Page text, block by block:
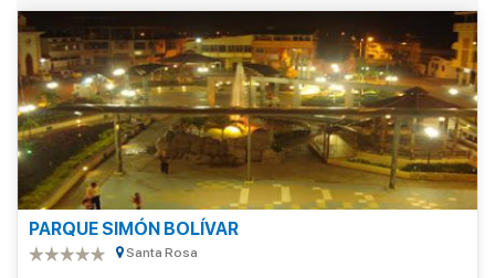
PARQUE SIMÓN BOLÍVAR
Santa Rosa